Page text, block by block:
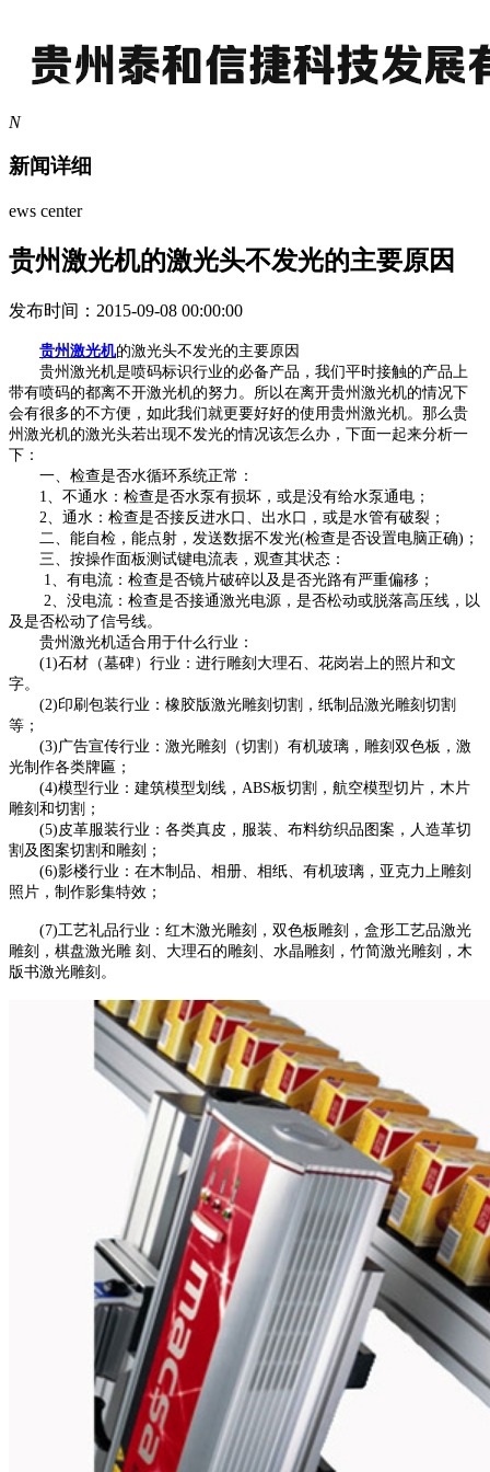
N
新闻详细
ews center
贵州激光机的激光头不发光的主要原因
发布时间：2015-09-08 00:00:00
贵州激光机的激光头不发光的主要原因
贵州激光机是喷码标识行业的必备产品，我们平时接触的产品上
带有喷码的都离不开激光机的努力。所以在离开贵州激光机的情况下
会有很多的不方便，如此我们就更要好好的使用贵州激光机。那么贵
州激光机的激光头若出现不发光的情况该怎么办，下面一起来分析一
下：
一、检查是否水循环系统正常：
1、不通水：检查是否水泵有损坏，或是没有给水泵通电；
2、通水：检查是否接反进水口、出水口，或是水管有破裂；
二、能自检，能点射，发送数据不发光(检查是否设置电脑正确)；
三、按操作面板测试键电流表，观查其状态：
1、有电流：检查是否镜片破碎以及是否光路有严重偏移；
2、没电流：检查是否接通激光电源，是否松动或脱落高压线，以
及是否松动了信号线。
贵州激光机适合用于什么行业：
(1)石材（墓碑）行业：进行雕刻大理石、花岗岩上的照片和文
字。
(2)印刷包装行业：橡胶版激光雕刻切割，纸制品激光雕刻切割
等；
(3)广告宣传行业：激光雕刻（切割）有机玻璃，雕刻双色板，激
光制作各类牌匾；
(4)模型行业：建筑模型划线，ABS板切割，航空模型切片，木片
雕刻和切割；
(5)皮革服装行业：各类真皮，服装、布料纺织品图案，人造革切
割及图案切割和雕刻；
(6)影楼行业：在木制品、相册、相纸、有机玻璃，亚克力上雕刻
照片，制作影集特效；
(7)工艺礼品行业：红木激光雕刻，双色板雕刻，盒形工艺品激光
雕刻，棋盘激光雕 刻、大理石的雕刻、水晶雕刻，竹简激光雕刻，木
版书激光雕刻。